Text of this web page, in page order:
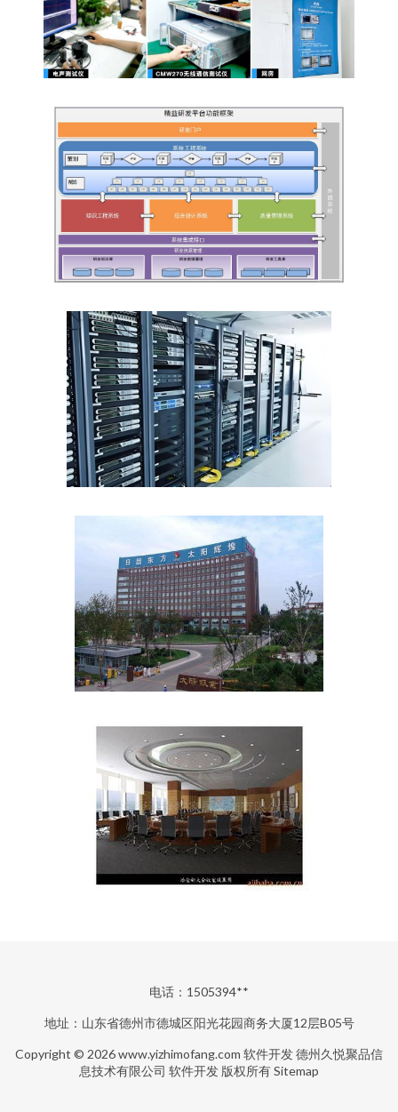
电话：1505394**
地址：山东省德州市德城区阳光花园商务大厦12层B05号
Copyright © 2026www.yizhimofang.com 软件开发德州久悦聚品信
息技术有限公司 软件开发 版权所有Sitemap